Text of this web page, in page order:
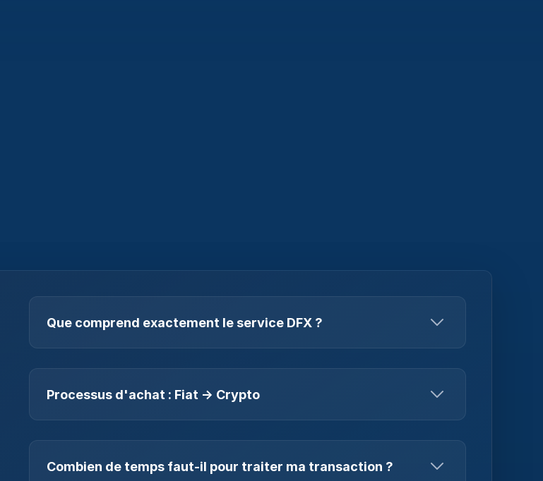
Que comprend exactement le service DFX ?
privés et professionnels d'acheter et de vendre des cryptomonnaies. Nous
travaillons à étendre notre offre à autant de blockchains que possible.
Processus d'achat : Fiat -> Crypto
selon la blockchain. En plus des frais DFX, il peut y avoir des frais de
blockchain. Ces frais servent à payer la transaction blockchain. Les frais
changent en permanence et sont affichés à l'utilisateur sur l'interface au
Combien de temps faut-il pour traiter ma transaction ?